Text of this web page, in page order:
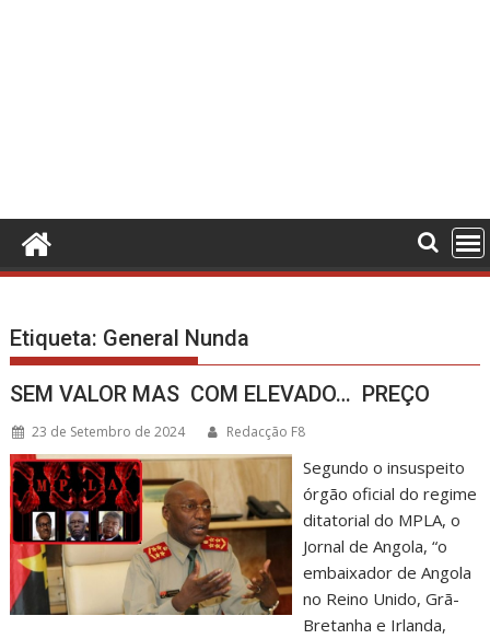
Etiqueta: General Nunda
SEM VALOR MAS COM ELEVADO… PREÇO
23 de Setembro de 2024 Redacção F8
Segundo o insuspeito
órgão oficial do regime
ditatorial do MPLA, o
Jornal de Angola, “o
embaixador de Angola
no Reino Unido, Grã-
Bretanha e Irlanda,